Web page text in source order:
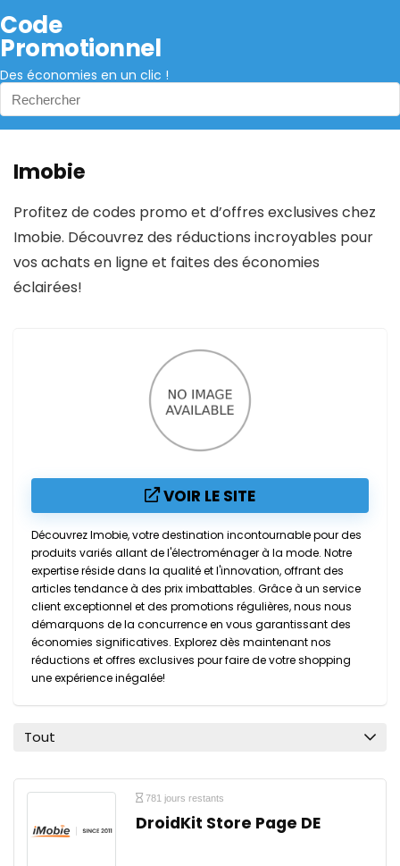
Code
Promotionnel
Des économies en un clic !
Imobie
Profitez de codes promo et d’offres exclusives chez
Imobie. Découvrez des réductions incroyables pour
vos achats en ligne et faites des économies
éclairées!
VOIR LE SITE
Découvrez Imobie, votre destination incontournable pour des
produits variés allant de l'électroménager à la mode. Notre
expertise réside dans la qualité et l'innovation, offrant des
articles tendance à des prix imbattables. Grâce à un service
client exceptionnel et des promotions régulières, nous nous
démarquons de la concurrence en vous garantissant des
économies significatives. Explorez dès maintenant nos
réductions et offres exclusives pour faire de votre shopping
une expérience inégalée!
Tout
781 jours restants
DroidKit Store Page DE